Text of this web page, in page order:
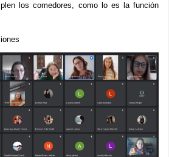
los comedores, como lo es la función